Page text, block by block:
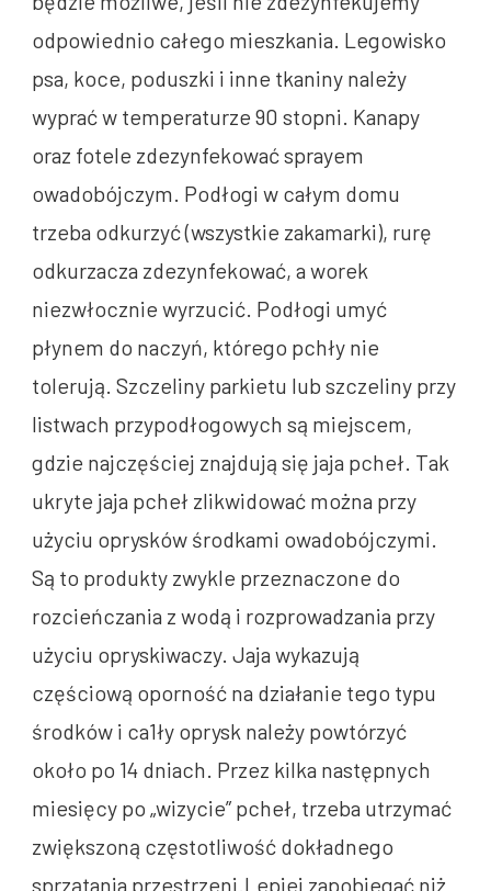
odpowiednio całego mieszkania. Legowisko
psa, koce, poduszki i inne tkaniny należy
wyprać w temperaturze 90 stopni. Kanapy
oraz fotele zdezynfekować sprayem
owadobójczym. Podłogi w całym domu
trzeba odkurzyć (wszystkie zakamarki), rurę
odkurzacza zdezynfekować, a worek
niezwłocznie wyrzucić. Podłogi umyć
płynem do naczyń, którego pchły nie
tolerują. Szczeliny parkietu lub szczeliny przy
listwach przypodłogowych są miejscem,
gdzie najczęściej znajdują się jaja pcheł. Tak
ukryte jaja pcheł zlikwidować można przy
użyciu oprysków środkami owadobójczymi.
Są to produkty zwykle przeznaczone do
rozcieńczania z wodą i rozprowadzania przy
użyciu opryskiwaczy. Jaja wykazują
częściową oporność na działanie tego typu
środków i ca1ły oprysk należy powtórzyć
około po 14 dniach. Przez kilka następnych
miesięcy po „wizycie” pcheł, trzeba utrzymać
zwiększoną częstotliwość dokładnego
sprzątania przestrzeni.Lepiej zapobiegać niż